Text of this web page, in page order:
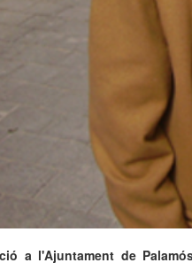
a l'Ajuntament de